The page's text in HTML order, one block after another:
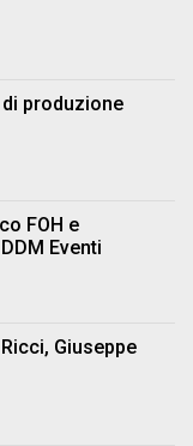
produzione
FOH e
Eventi
Giuseppe